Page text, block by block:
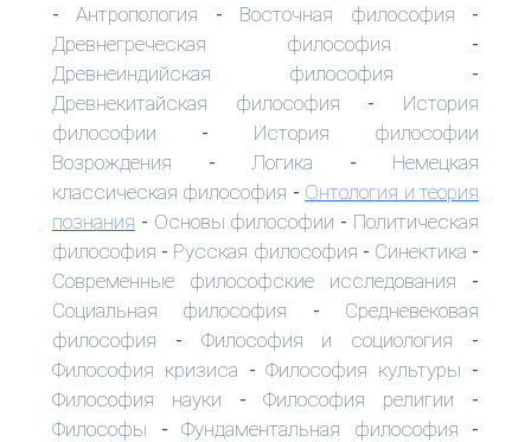
-Антропология - Восточная философия -
Древнегреческая философия -
Древнеиндийская философия -
Древнекитайская философия - История
философии - История философии
Возрождения - Логика - Немецкая
классическая философия - Онтология и теория
познания - Основы философии - Политическая
философия - Русская философия - Синектика -
Современные философские исследования -
Социальная философия - Средневековая
философия - Философия и социология -
Философия кризиса -Философия культуры -
Философия науки -Философия религии -
Философы - Фундаментальная философия -